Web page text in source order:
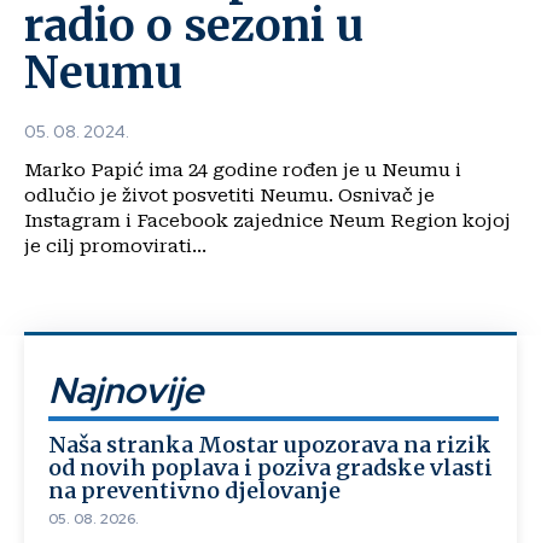
radio o sezoni u
Neumu
05. 08. 2024.
Marko Papić ima 24 godine rođen je u Neumu i
odlučio je život posvetiti Neumu. Osnivač je
Instagram i Facebook zajednice Neum Region kojoj
je cilj promovirati...
Najnovije
Naša stranka Mostar upozorava na rizik
od novih poplava i poziva gradske vlasti
na preventivno djelovanje
05. 08. 2026.